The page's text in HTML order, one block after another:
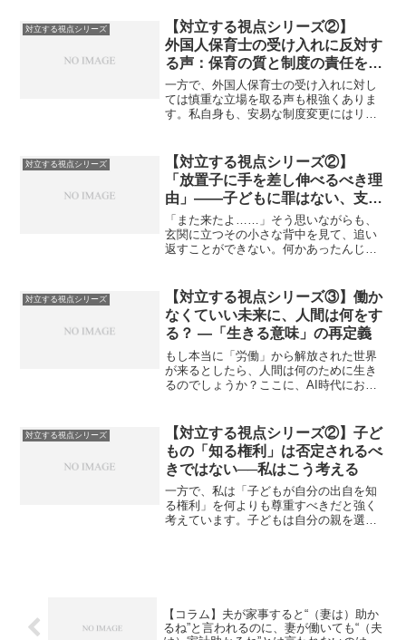
えました。この件を、「明確な差別」で
あり是正されるべき...
対立する視点シリーズ
【対立する視点シリーズ②】
外国人保育士の受け入れに反対す
る声：保育の質と制度の責任を問
う
一方で、外国人保育士の受け入れに対し
ては慎重な立場を取る声も根強くありま
す。私自身も、安易な制度変更にはリス
賃金、過重な責任といった構造的な課題
があります。厚生労働省の...
対立する視点シリーズ
【対立する視点シリーズ②】
「放置子に手を差し伸べるべき理
由」――子どもに罪はない、支え
合う社会へ
「また来たよ……」そう思いながらも、
玄関に立つその小さな背中を見て、追い
返すことができない。何かあったんじゃ
そんな想像がよぎるのは、決してお節介
ではなく、ごく自然な感情...
対立する視点シリーズ
【対立する視点シリーズ③】働か
なくていい未来に、人間は何をす
る？ ―「生きる意味」の再定義
もし本当に「労働」から解放された世界
が来るとしたら、人間は何のために生き
るのでしょうか？ここに、AI時代におけ
で、人間が果たすべき役割は、「価値を
創り出すこと」ではな...
対立する視点シリーズ
【対立する視点シリーズ②】子ど
もの「知る権利」は否定されるべ
きではない──私はこう考える
一方で、私は「子どもが自分の出自を知
る権利」を何よりも尊重すべきだと強く
考えています。子どもは自分の親を選べ
【コラム】夫が家事すると“（妻は）助か
るね”と言われるのに、妻が働いても“（夫